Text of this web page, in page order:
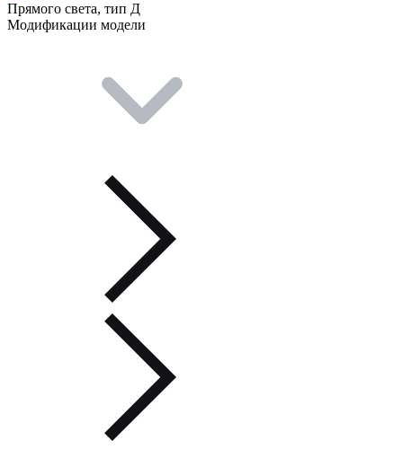
Прямого света, тип Д
Модификации модели